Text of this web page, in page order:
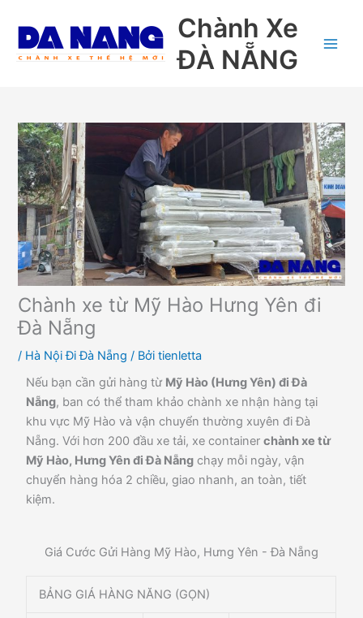
Chành Xe
ĐÀ NẴNG
Chành xe từ Mỹ Hào Hưng Yên đi
Đà Nẵng
/ Hà Nội Đi Đà Nẵng / Bởitienletta
Nếu bạn cần gửi hàng từ Mỹ Hào (Hưng Yên) đi Đà
Nẵng, ban có thể tham khảo chành xe nhận hàng tại
khu vực Mỹ Hào và vận chuyển thường xuyên đi Đà
Nẵng. Với hơn 200 đầu xe tải, xe containerchành xe từ
Mỹ Hào, Hưng Yên đi Đà Nẵng chạy mỗi ngày, vận
chuyển hàng hóa 2 chiều, giao nhanh, an toàn, tiết
kiệm.
Giá Cước Gửi Hàng Mỹ Hào, Hưng Yên - Đà Nẵng
BẢNG GIÁ HÀNG NĂNG (GỌN)